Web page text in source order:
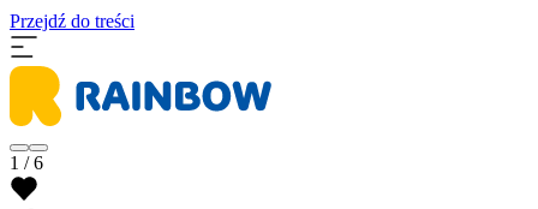
Przejdź do treści
1 / 6